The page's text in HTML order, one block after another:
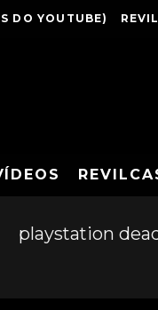
DO YOUTUBE)
playstation